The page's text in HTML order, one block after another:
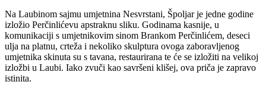
Na Laubinom sajmu umjetnina Nesvrstani, Špoljar je jedne godine
izložio Perčinlićevu apstraknu sliku. Godinama kasnije, u
komunikaciji s umjetnikovim sinom Brankom Perčinlićem, deseci
ulja na platnu, crteža i nekoliko skulptura ovoga zaboravljenog
umjetnika skinuta su s tavana, restaurirana te će se izložiti na velikoj
izložbi u Laubi. Iako zvuči kao savršeni klišej, ova priča je zapravo
istinita.